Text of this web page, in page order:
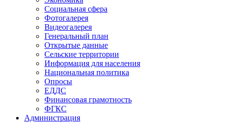
Социальная сфера
Фотогалерея
Видеогалерея
Генеральный план
Открытые данные
Сельские территории
Информация для населения
Национальная политика
Опросы
ЕДДС
Финансовая грамотность
ФГКС
Администрация